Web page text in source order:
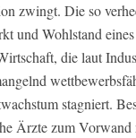
zwingt. Die so
und Wohlstand
die laut
stagniert.
Ärzte zum Vorwand